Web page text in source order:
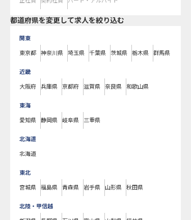
都道府県を変更して求人を絞り込む
関東
東京都 神奈川県 埼玉県 千葉県 茨城県 栃木県 群馬県
近畿
大阪府 兵庫県 京都府 滋賀県 奈良県 和歌山県
東海
愛知県 静岡県 岐阜県 三重県
北海道
北海道
東北
宮城県 福島県 青森県 岩手県 山形県 秋田県
北陸・甲信越